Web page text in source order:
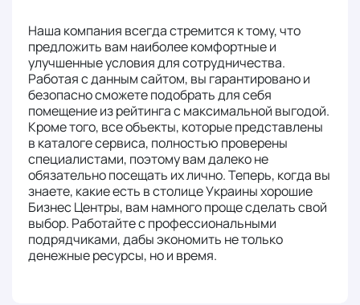
Наша компания всегда стремится к тому, что
предложить вам наиболее комфортные и
улучшенные условия для сотрудничества.
Работая с данным сайтом, вы гарантировано и
безопасно сможете подобрать для себя
помещение из рейтинга с максимальной выгодой.
Кроме того, все объекты, которые представлены
в каталоге сервиса, полностью проверены
специалистами, поэтому вам далеко не
обязательно посещать их лично. Теперь, когда вы
знаете, какие есть в столице Украины хорошие
Бизнес Центры, вам намного проще сделать свой
выбор. Работайте с профессиональными
подрядчиками, дабы экономить не только
денежные ресурсы, но и время.